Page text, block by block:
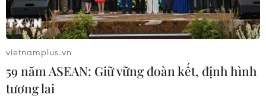
đẩy nhanh đầu tư các cụm công
nghiệp
07/08/2026 03:32
Ninh Bình phê duyệt hơn 500 tỷ
đồng xây dựng nhà chung cư cho
vietnamplus.vn
59 năm ASEAN: Giữ vững đoàn kết, định hình
tương lai